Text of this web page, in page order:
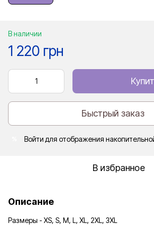
В наличии
1 220 грн
Быстрый заказ
Войти для отображения
В избранное
Описание
Размеры - XS, S, M, L, XL, 2XL, 3XL